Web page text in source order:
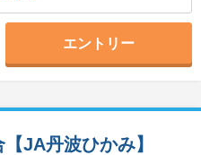
エントリー
JA丹波ひかみ】